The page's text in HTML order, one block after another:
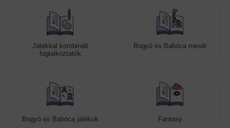
Játékkal kombinált
foglalkoztatók
Bogyó és Babóca meséi
Bogyó és Babóca játékok Fantasy